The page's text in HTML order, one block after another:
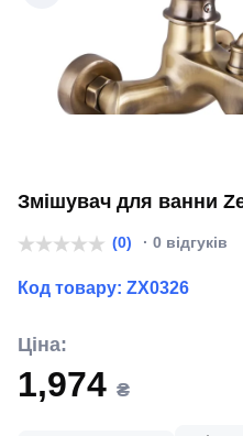
Змішувач для ванни
(0) · 0 відгуків
Код товару: ZX0326
Ціна:
1,974 ₴